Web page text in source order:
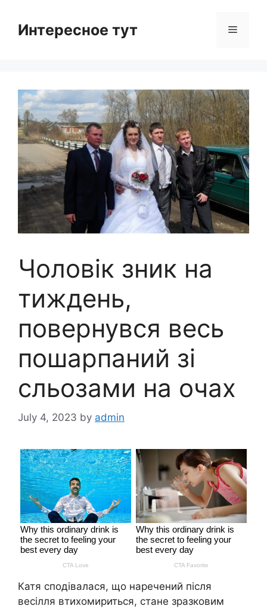
contentИнтересное тут Menu
Чоловік зник на
тиждень,
повернувся весь
пошарпаний зі
сльозами на очах
July 4, 2023 by admin
Катя сподівалася, що наречений після
весілля втихомириться, стане зразковим